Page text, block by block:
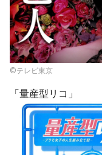
©テレビ東京
「量産型リコ」